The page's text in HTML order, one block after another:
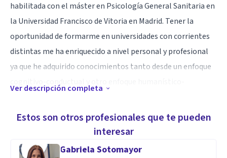
habilitada con el máster en Psicología General Sanitaria en
la Universidad Francisco de Vitoria en Madrid. Tener la
oportunidad de formarme en universidades con corrientes
distintas me ha enriquecido a nivel personal y profesional
ya que he adquirido conocimientos tanto desde un enfoque
dado la oportunidad de trabajar en un enfoque integrativo y,
así, poder adaptar el tipo de terapia a cada paciente y
hacerla más personalizada, aplicando la corriente que más
Ver descripción completa
Estos son otros profesionales que te pueden
interesar
Gabriela Sotomayor